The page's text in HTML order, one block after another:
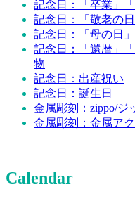
記念日：「卒業」「
記念日：「敬老の
記念日：「母の日
記念日：「還暦」
物
記念日：出産祝い
記念日：誕生日
金属彫刻：zippo/ジ
金属彫刻：金属ア
Calendar